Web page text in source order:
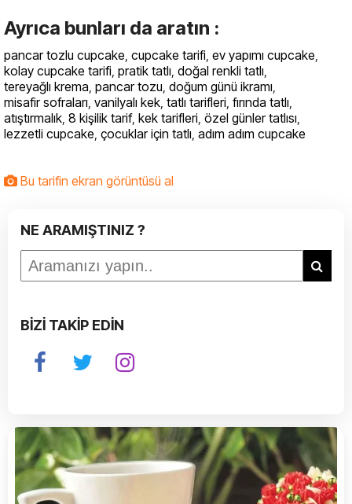
Ayrıca bunları da aratın :
pancar tozlu cupcake, cupcake tarifi, ev yapımı cupcake,
kolay cupcake tarifi, pratik tatlı, doğal renkli tatlı,
tereyağlı krema, pancar tozu, doğum günü ikramı,
misafir sofraları, vanilyalı kek, tatlı tarifleri, fırında tatlı,
atıştırmalık, 8 kişilik tarif, kek tarifleri, özel günler tatlısı,
lezzetli cupcake, çocuklar için tatlı, adım adım cupcake
Bu tarifin ekran görüntüsü al
NE ARAMIŞTINIZ ?
BİZİ TAKİP EDİN